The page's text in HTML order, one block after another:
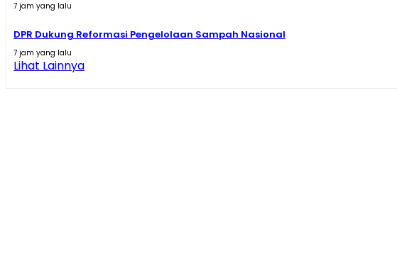
7 jam yang lalu
DPR Dukung Reformasi Pengelolaan Sampah Nasional
7 jam yang lalu
Lihat Lainnya